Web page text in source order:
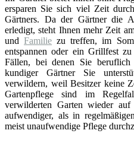
ersparen Sie sich viel Zeit
Gärtners. Da der Gärtner die
erledigt, steht Ihnen mehr Zeit
undFamilie zu treffen, im
entspannen oder ein Grillfest
Fällen, bei denen Sie beruflich
kundiger Gärtner Sie
verwildern, weil Besitzer keine
Gartenpflege sind im
verwilderten Garten wieder
aufwendiger, als in
meist unaufwendige Pflege